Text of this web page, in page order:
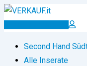
Zum
Inserat erstellen
Second Hand
Alle Inserate